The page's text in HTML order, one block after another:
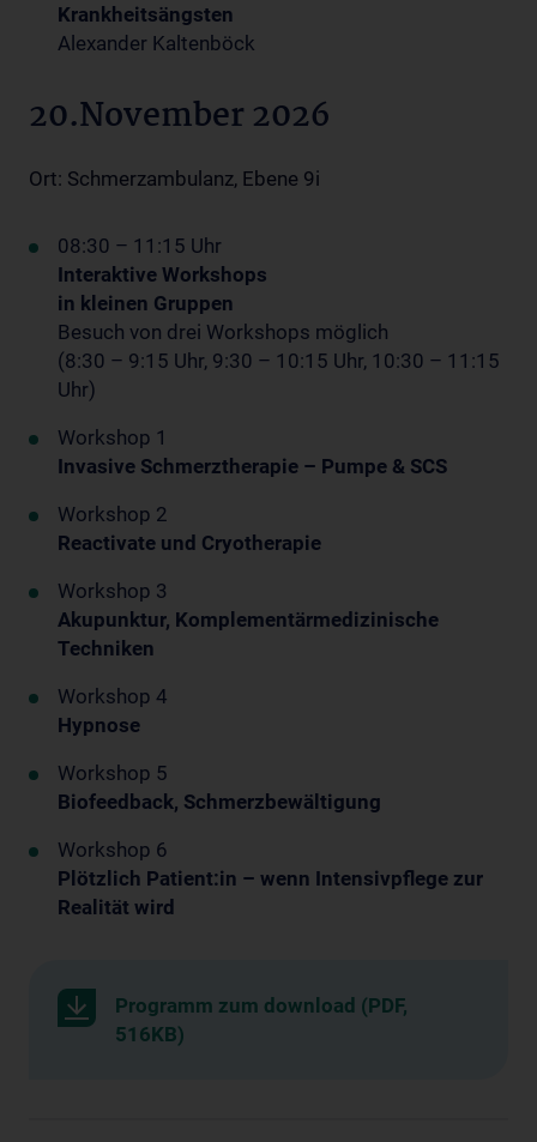
Krankheitsängsten
Alexander Kaltenböck
20.November 2026
Ort: Schmerzambulanz, Ebene 9i
08:30 – 11:15 Uhr
Interaktive Workshops
in kleinen Gruppen
Besuch von drei Workshops möglich
(8:30 – 9:15 Uhr, 9:30 – 10:15 Uhr, 10:30 – 11:15
Uhr)
Workshop 1
Invasive Schmerztherapie – Pumpe & SCS
Workshop 2
Reactivate und Cryotherapie
Workshop 3
Akupunktur, Komplementärmedizinische
Techniken
Workshop 4
Hypnose
Workshop 5
Biofeedback, Schmerzbewältigung
Workshop 6
Plötzlich Patient:in – wenn Intensivpflege zur
Realität wird
Programm zum download (PDF,
516KB)